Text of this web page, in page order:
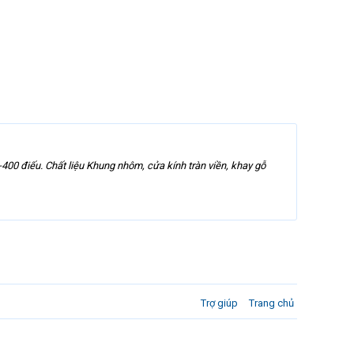
điếu. Chất liệu Khung nhôm, cửa kính tràn viền, khay gỗ
Trợ giúp Trang chủ